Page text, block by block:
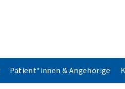
Patient*innen & Angehörige